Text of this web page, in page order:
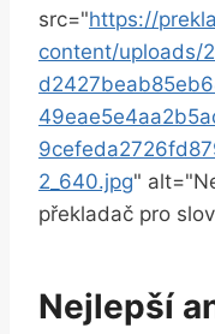
src="https://
content/uploads/
2_640.jpg"
překladač pro
Nejlepší